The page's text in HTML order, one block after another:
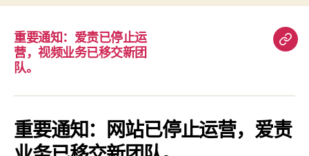
重要通知：爱责已停止运
营，视频业务已移交新团
队。
重
知：
爱
责
重要通知：网站已停止运营，爱责